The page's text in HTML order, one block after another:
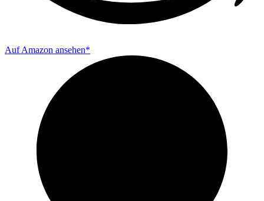
Auf Amazon ansehen*